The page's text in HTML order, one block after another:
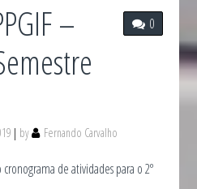
0
–
by Fernando Carvalho
de atividades para o 2º